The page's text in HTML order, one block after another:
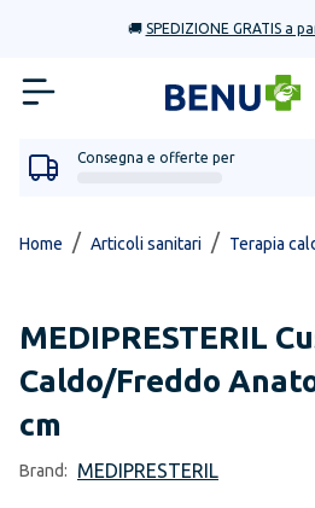
🚚 SPEDIZIONE GRATIS a
Consegna e offerte per
Home / Articoli sanitari / Terapia
MEDIPRESTERIL
Caldo/Freddo
cm
Brand: MEDIPRESTERIL